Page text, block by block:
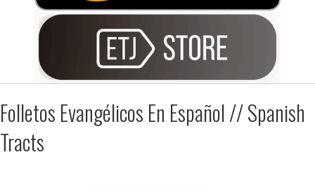
Folletos Evangélicos En Español // Spanish
Tracts